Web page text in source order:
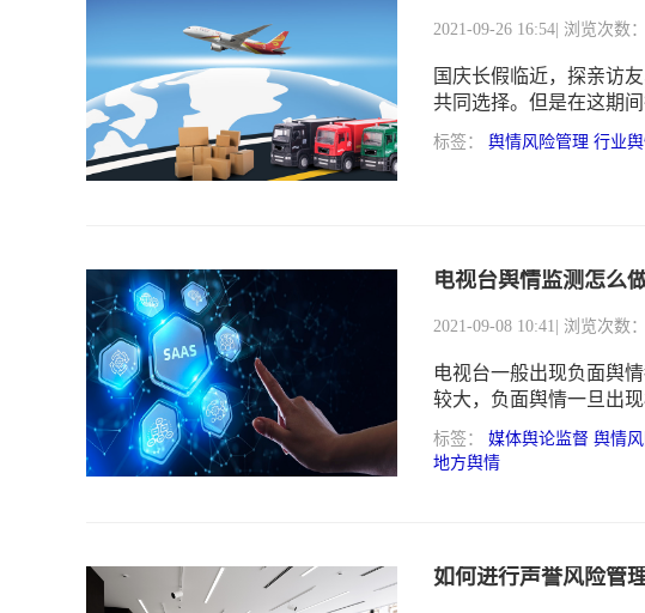
2021-09-26 16:54 | 浏览次数
国庆长假临近，探亲访
共同选择。但是在这期
中爆发期，对于相关交
都需引起重视。
标签： 舆情风险管理 行业
电视台舆情监测怎么
2021-09-08 10:41 | 浏览次数
电视台一般出现负面舆
较大，负面舆情一旦出
一个局面，严重影响电
标签： 媒体舆论监督 舆情
地方舆情
如何进行声誉风险管